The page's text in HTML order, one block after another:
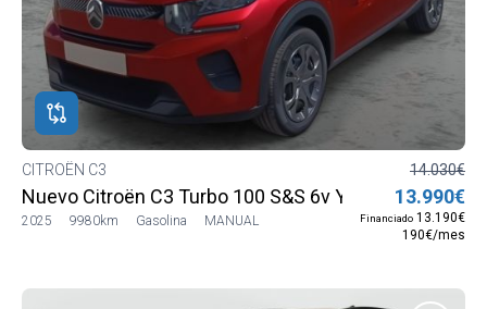
CITROËN C3
Nuevo Citroën C3 Turbo 100 S&S 6v YOU
2025 9980km Gasolina MANUAL
14.030€
13.990€
Financiado 13.190€
190€/mes